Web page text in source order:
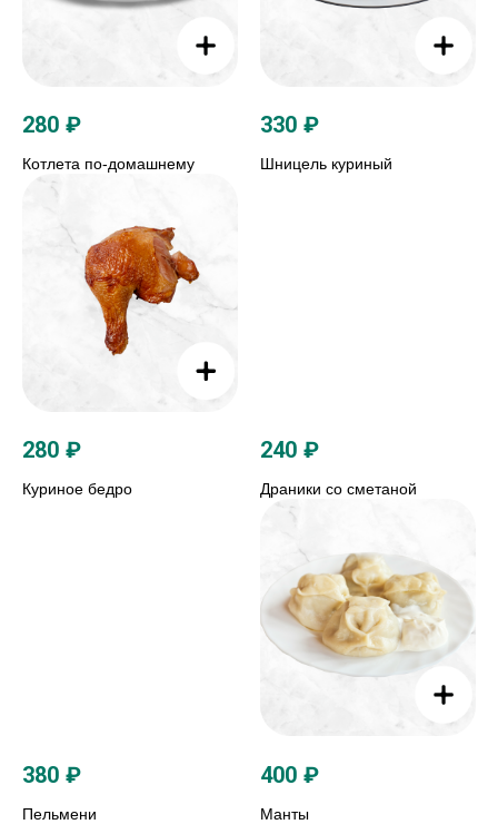
280 ₽
Котлета по-домашнему
330 ₽
Шницель куриный
280 ₽
Куриное бедро
240 ₽
Драники со сметаной
380 ₽
Пельмени
400 ₽
Манты